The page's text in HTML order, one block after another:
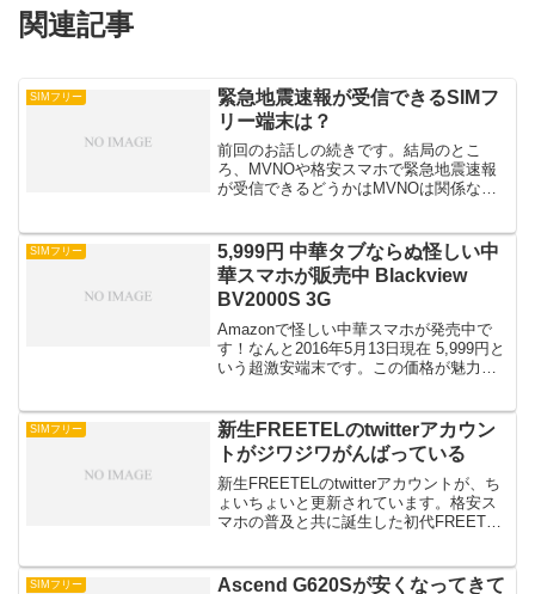
関連記事
SIMフリー
緊急地震速報が受信できるSIMフ
リー端末は？
前回のお話しの続きです。結局のとこ
ろ、MVNOや格安スマホで緊急地震速報
が受信できるどうかはMVNOは関係なく
といいますと。本日みつけた記事に掲載
されていました。簡単にま...
SIMフリー
5,999円 中華タブならぬ怪しい中
華スマホが販売中 Blackview
BV2000S 3G
Amazonで怪しい中華スマホが発売中で
す！なんと2016年5月13日現在 5,999円と
いう超激安端末です。この価格が魅力で
ーを見る限りではかなり勇気のいる買...
SIMフリー
新生FREETELのtwitterアカウン
トがジワジワがんばっている
新生FREETELのtwitterアカウントが、ち
ょいちょいと更新されています。格安ス
マホの普及と共に誕生した初代FREETEL
事業は楽天が引き継ぎ、端末部門は
SIMフリー
Ascend G620Sが安くなってきて